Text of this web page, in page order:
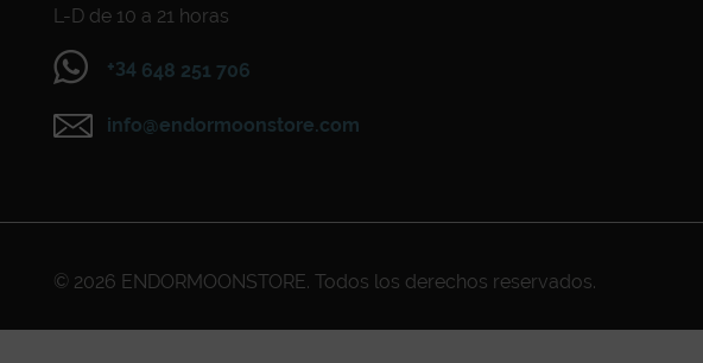
L-D de 10 a 21 horas
+34 648 251 706
info@endormoonstore.com
© 2026 ENDORMOONSTORE. Todos los derechos reservados.